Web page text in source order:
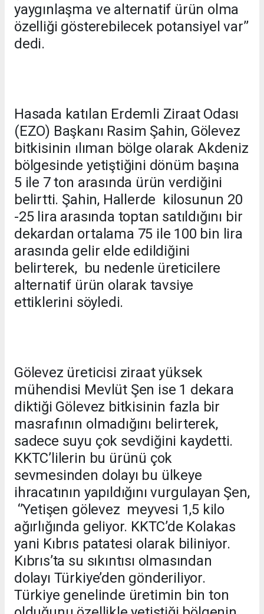
yaygınlaşma ve alternatif ürün olma
özelliği gösterebilecek potansiyel var’’
dedi.
Hasada katılan Erdemli Ziraat Odası
(EZO) Başkanı Rasim Şahin, Gölevez
bitkisinin ılıman bölge olarak Akdeniz
bölgesinde yetiştiğini dönüm başına
5 ile 7 ton arasında ürün verdiğini
belirtti. Şahin, Hallerde kilosunun 20
-25 lira arasında toptan satıldığını bir
dekardan ortalama 75 ile 100 bin lira
arasında gelir elde edildiğini
belirterek, bu nedenle üreticilere
alternatif ürün olarak tavsiye
ettiklerini söyledi.
Gölevez üreticisi ziraat yüksek
mühendisi Mevlüt Şen ise 1 dekara
diktiği Gölevez bitkisinin fazla bir
masrafının olmadığını belirterek,
sadece suyu çok sevdiğini kaydetti.
KKTC’lilerin bu ürünü çok
sevmesinden dolayı bu ülkeye
ihracatının yapıldığını vurgulayan Şen,
‘’Yetişen gölevez meyvesi 1,5 kilo
ağırlığında geliyor. KKTC’de Kolakas
yani Kıbrıs patatesi olarak biliniyor.
Kıbrıs’ta su sıkıntısı olmasından
dolayı Türkiye’den gönderiliyor.
Türkiye genelinde üretimin bin ton